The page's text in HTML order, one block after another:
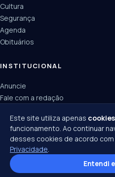
Cultura
Segurança
Agenda
Obituários
INSTITUCIONAL
Anuncie
Fale com a redação
© 2026 Joinville Notícias · Todos os
Termos de uso
Este site utiliza apenas
funcionamento. Ao continuar
desses cookies de acordo
Privacidade.
Entendi